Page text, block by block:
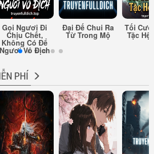
Gọi Ngươi Đi
Chịu Chết,
Không Có Để
Ngươi Vô Địch
Đại Đế Chui Ra
Từ Trong Mộ
Tối
Tặc Hệ
PHÍ